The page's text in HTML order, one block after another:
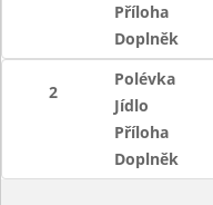
Příloha
Doplněk
2
Polévka
Jídlo
Příloha
Doplněk